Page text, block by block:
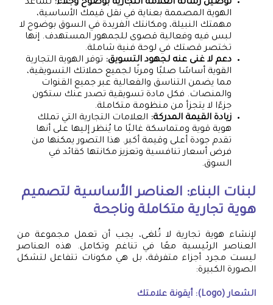
توصيل رسالة العلامة التجارية بوضوح وجلاء: تساعد
الهوية المصممة بعناية في نقل قيمك الأساسية،
مهمتك النبيلة، ومكانتك الفريدة في السوق بوضوح لا
لبس فيه وفعالية قصوى للجمهور المستهدف. إنها
تختصر قصتك في لوحة فنية شاملة.
دعم لا غنى عنه لجهود التسويق: توفر الهوية التجارية
القوية أساسًا صلبًا ومرنًا لجميع حملاتك التسويقية،
مما يضمن التناسق والفعالية عبر جميع القنوات
والمنصات. فكل مادة تسويقية تصدر عنك ستكون
جزءًا لا يتجزأ من منظومة متكاملة.
زيادة القيمة المدركة: العلامات التجارية التي تملك
هوية قوية ومتماسكة غالبًا ما يُنظر إليها على أنها
تقدم جودة أعلى وقيمة أكبر. هذا التصور يمكنها من
فرض أسعار تنافسية وتعزيز مكانتها كقائد في
السوق.
لبنات البناء: العناصر الأساسية لتصميم
هوية تجارية متكاملة وناجحة
لإنشاء هوية تجارية لا تُلغى، يجب أن تعمل مجموعة من
العناصر الرئيسية معًا في تناغم وتكامل. هذه العناصر
ليست مجرد أجزاء متفرقة، بل هي مكونات تتفاعل لتشكل
الصورة الكبيرة:
الشعار (Logo): أيقونة علامتك